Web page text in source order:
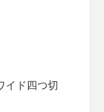
イド四つ切